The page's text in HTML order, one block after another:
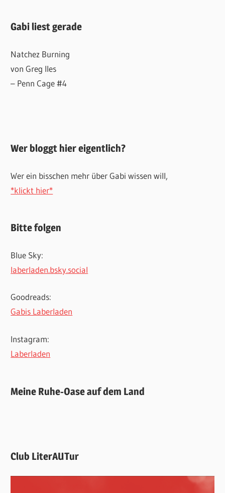
Gabi liest gerade
Natchez Burning
von Greg Iles
– Penn Cage #4
Wer bloggt hier eigentlich?
Wer ein bisschen mehr über Gabi wissen will,
*klickt hier*
Bitte folgen
Blue Sky:
laberladen.bsky.social
Goodreads:
Gabis Laberladen
Instagram:
Laberladen
Meine Ruhe-Oase auf dem Land
Club LiterAUTur